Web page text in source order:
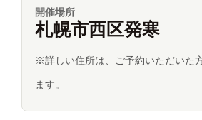
開催場所
札幌市西区発寒
※詳しい住所は、ご予約いただいた
ます。